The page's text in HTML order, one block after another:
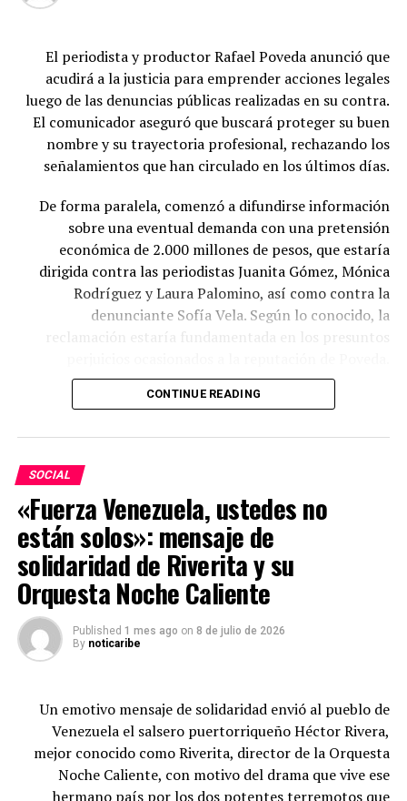
El periodista y productor Rafael Poveda anunció que
acudirá a la justicia para emprender acciones legales
luego de las denuncias públicas realizadas en su contra.
El comunicador aseguró que buscará proteger su buen
nombre y su trayectoria profesional, rechazando los
señalamientos que han circulado en los últimos días.
De forma paralela, comenzó a difundirse información
sobre una eventual demanda con una pretensión
económica de 2.000 millones de pesos, que estaría
dirigida contra las periodistas Juanita Gómez, Mónica
Rodríguez y Laura Palomino, así como contra la
denunciante Sofía Vela. Según lo conocido, la
reclamación estaría fundamentada en los presuntos
La suma mencionada correspondería a conceptos como
afectaciones al proyecto de vida del periodista. Sin
embargo, hasta el momento no existe una decisión
judicial que respalde esa cifra ni una condena en ese
Al ingresar tu dirección de correo electrónico, aceptas
recibir nuestro boletín. El caso continúa en una etapa
preliminar y serán las autoridades judiciales las
encargadas de determinar el alcance de las acciones
legales anunciadas por Rafael Poveda, así como de
establecer el curso del proceso conforme avance la
correspondientes.
CONTINUE READING
SOCIAL
«Fuerza Venezuela, ustedes no
están solos»: mensaje de
solidaridad de Riverita y su
Orquesta Noche Caliente
Published 1 mes ago on 8 de julio de 2026
By noticaribe
Un emotivo mensaje de solidaridad envió al pueblo de
Venezuela el salsero puertorriqueño Héctor Rivera,
mejor conocido como Riverita, director de la Orquesta
Noche Caliente, con motivo del drama que vive ese
hermano país por los dos potentes terremotos que